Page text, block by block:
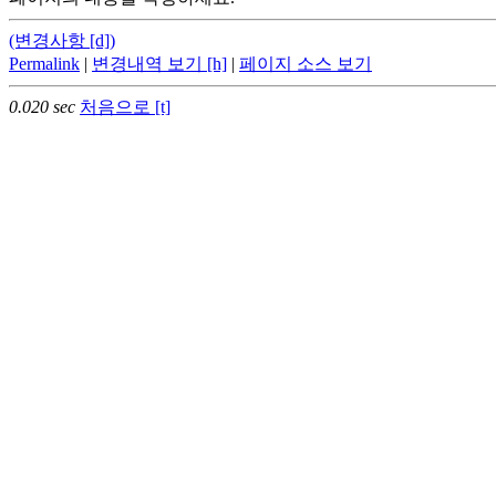
(변경사항 [d])
Permalink | 변경내역 보기 [h] | 페이지 소스 보기
0.020 sec 처음으로 [t]